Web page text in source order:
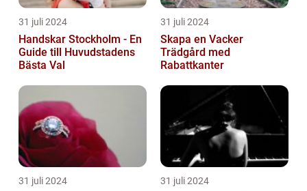
31 juli 2024
Handskar Stockholm - En
Guide till Huvudstadens
Bästa Val
31 juli 2024
Skapa en Vacker
Trädgård med
Rabattkanter
31 juli 2024 31 juli 2024